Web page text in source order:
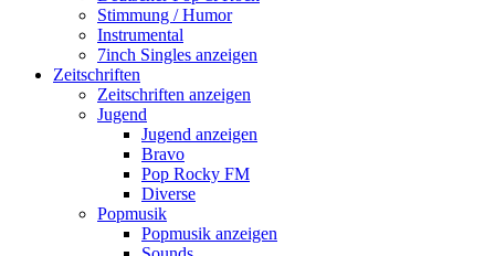
Stimmung / Humor
Instrumental
7inch Singles anzeigen
Zeitschriften
Zeitschriften anzeigen
Jugend
Jugend anzeigen
Bravo
Pop Rocky FM
Diverse
Popmusik
Popmusik anzeigen